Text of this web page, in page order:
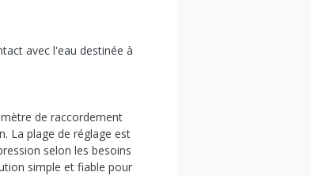
avec l'eau destinée à
de raccordement
La plage de réglage est
selon les besoins
simple et fiable pour